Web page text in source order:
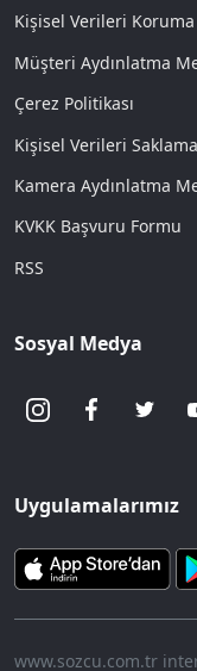
Kişisel Verileri
Müşteri Aydınlatma
Çerez Politikası
Kişisel Verileri
Kamera Aydınlatma
KVKK Başvuru Formu
RSS
Sosyal Medya
Uygulamalarımız
www.sozcu.com.tr